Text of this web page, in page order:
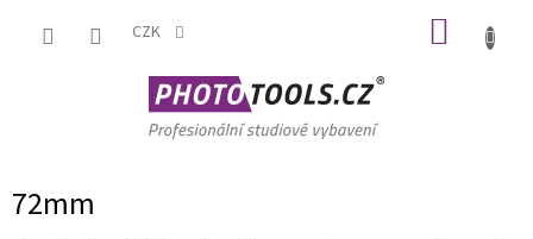
CZK
72mm